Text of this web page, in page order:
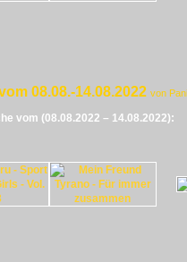
08.08.-14.08.2022 von
vom (08.08.2022 – 14.08.2022):